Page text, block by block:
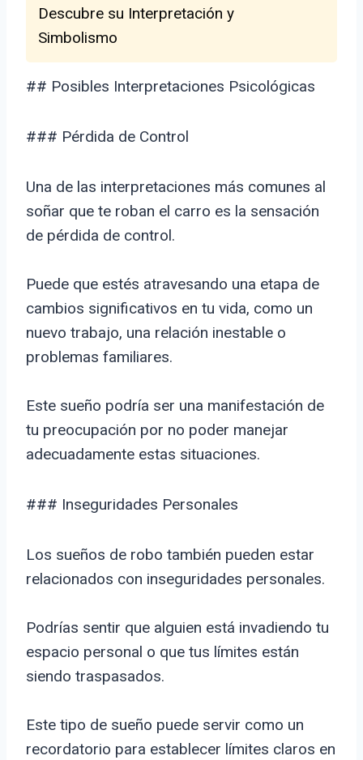
Descubre su Interpretación y
Simbolismo
## Posibles Interpretaciones Psicológicas
### Pérdida de Control
Una de las interpretaciones más comunes al
soñar que te roban el carro es la sensación
de pérdida de control.
Puede que estés atravesando una etapa de
cambios significativos en tu vida, como un
nuevo trabajo, una relación inestable o
problemas familiares.
Este sueño podría ser una manifestación de
tu preocupación por no poder manejar
adecuadamente estas situaciones.
### Inseguridades Personales
Los sueños de robo también pueden estar
relacionados con inseguridades personales.
Podrías sentir que alguien está invadiendo tu
espacio personal o que tus límites están
siendo traspasados.
Este tipo de sueño puede servir como un
recordatorio para establecer límites claros en